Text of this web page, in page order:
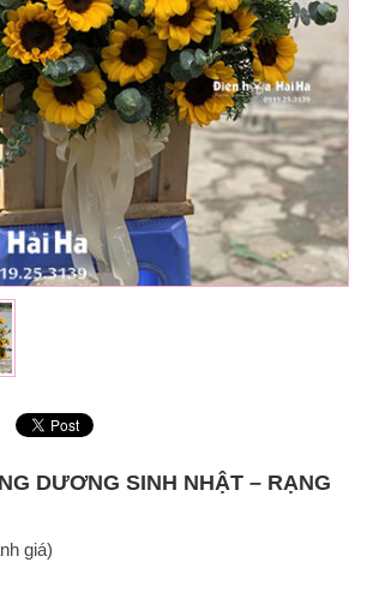
DƯƠNG SINH NHẬT – RẠNG
giá)